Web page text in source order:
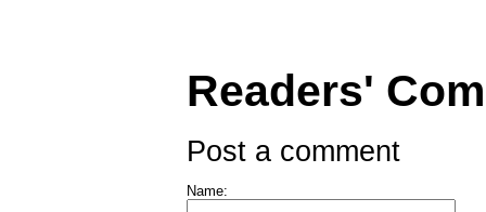
Readers'
Post a comment
Name: